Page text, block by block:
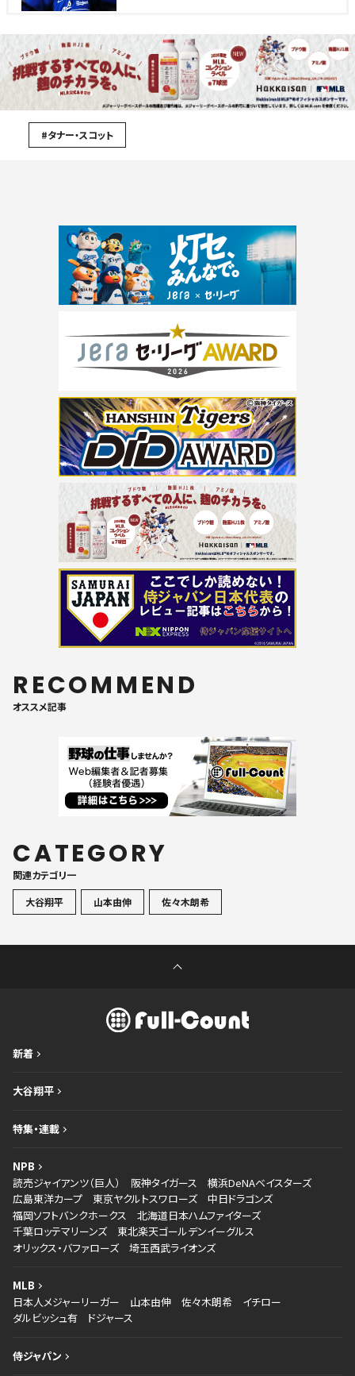
#タナー・スコット
RECOMMEND
オススメ記事
CATEGORY
関連カテゴリ一
大谷翔平
山本由伸 佐々木朗希
新着
大谷翔平
特集・連載
NPB
読売ジャイアンツ（巨人）
阪神タイガース
横浜DeNAベイスターズ
広島東洋カープ
東京ヤクルトスワローズ
中日ドラゴンズ
福岡ソフトバンクホークス
北海道日本ハムファイターズ
千葉ロッテマリーンズ
東北楽天ゴールデンイーグルス
オリックス・バファローズ
埼玉西武ライオンズ
MLB
日本人メジャーリーガー
山本由伸 佐々木朗希
イチロー
ダルビッシュ有
ドジャース
侍ジャパン